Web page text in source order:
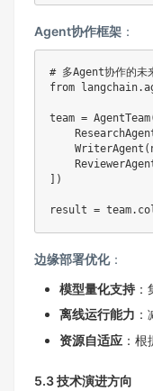
Agent协作框架 ：
# 多Agent协作的未
from langchain.
team = AgentTeam
    WriterAgent
(
] )
result = team.
边缘部署优化：
模型量化支持
离线运行能力
资源自适应 ：
5.3 技术演进方向